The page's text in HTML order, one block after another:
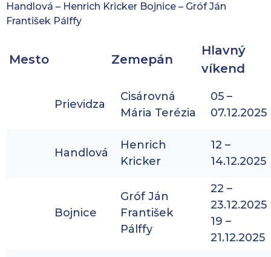
Handlová – Henrich Kricker Bojnice – Gróf Ján
František Pálffy
Mesto Zemepán
Hlavný
víkend
Prievidza
Cisárovná
Mária Terézia
05 –
07.12.2025
Handlová
Henrich
Kricker
12 –
14.12.2025
Bojnice
Gróf Ján
František
Pálffy
22 –
23.12.2025
19 –
21.12.2025